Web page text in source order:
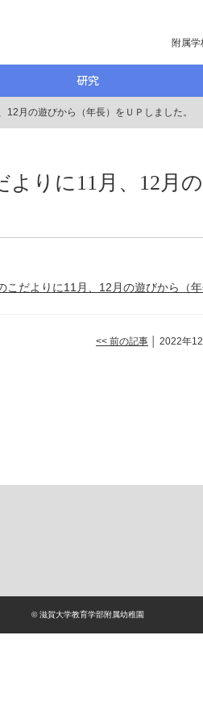
附属学
研究
12月の遊びから（年長）をＵＰしました。
よりに11月、12月
こだよりに11月、12月の遊びから（年
<< 前の記事 │ 2022年
© 滋賀大学教育学部附属幼稚園